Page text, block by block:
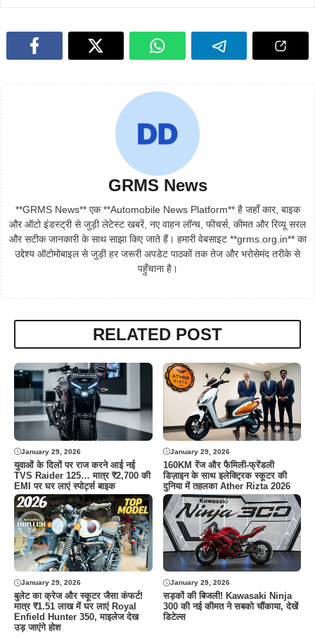
GRMS News
**GRMS News** एक **Automobile News Platform** है जहाँ कार, बाइक
और ऑटो इंडस्ट्री से जुड़ी लेटेस्ट खबरें, नए वाहन लॉन्च, फीचर्स, कीमत और रिव्यू सरल
और सटीक जानकारी के साथ साझा किए जाते हैं। हमारी वेबसाइट **grms.org.in** का
उद्देश्य ऑटोमोबाइल से जुड़ी हर जरूरी अपडेट पाठकों तक तेज और भरोसेमंद तरीके से
पहुँचाना है।
RELATED POST
January 29, 2026
युवाओं के दिलों पर राज करने आई नई
TVS Raider 125… मात्र ₹2,700 की
EMI पर घर लाएं स्पोर्ट्स बाइक
January 29, 2026
160KM रेंज और फैमिली-फ्रेंडली
डिज़ाइन के साथ इलेक्ट्रिक स्कूटर की
दुनिया में तहलका Ather Rizta 2026
January 29, 2026
बुलेट का क्रेज और स्कूटर जैसा कंफर्ट!
मात्र ₹1.51 लाख में घर लाएं Royal
Enfield Hunter 350, माइलेज देख
उड़ जाएंगे होश
January 29, 2026
सड़कों की बिजली! Kawasaki Ninja
300 की नई कीमत ने सबको चौंकाया, देखें
डिटेल्स